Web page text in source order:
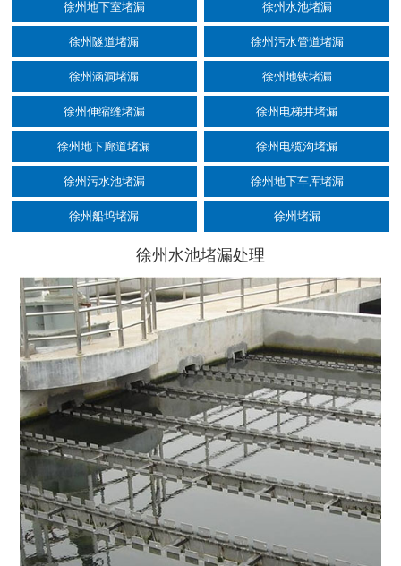
徐州地下室堵漏 徐州水池堵漏
徐州隧道堵漏 徐州污水管道堵漏
徐州涵洞堵漏 徐州地铁堵漏
徐州伸缩缝堵漏 徐州电梯井堵漏
徐州地下廊道堵漏 徐州电缆沟堵漏
徐州污水池堵漏 徐州地下车库堵漏
徐州船坞堵漏 徐州堵漏
徐州水池堵漏处理